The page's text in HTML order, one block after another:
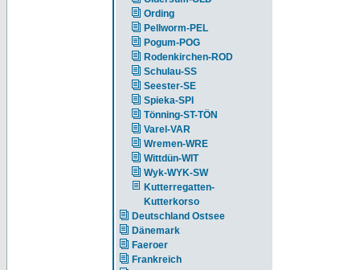
Ording
Pellworm-PEL
Pogum-POG
Rodenkirchen-ROD
Schulau-SS
Seester-SE
Spieka-SPI
Tönning-ST-TÖN
Varel-VAR
Wremen-WRE
Wittdün-WIT
Wyk-WYK-SW
Kutterregatten-
Kutterkorso
Deutschland Ostsee
Dänemark
Faeroer
Frankreich